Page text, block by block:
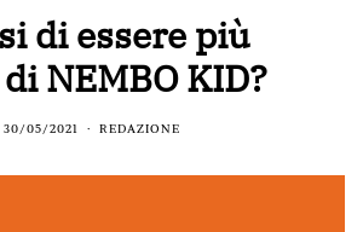
di essere più
NEMBO KID?
30/05/2021 REDAZIONE